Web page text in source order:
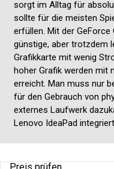
sorgt im Alltag für
sollte für die meisten
erfüllen. Mit der GeForce
günstige, aber trotzdem
Grafikkarte mit wenig
hoher Grafik werden mit
erreicht. Man muss nur
für den Gebrauch von
externes Laufwerk
Lenovo IdeaPad